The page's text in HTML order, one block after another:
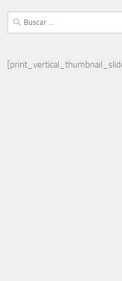
Buscar: